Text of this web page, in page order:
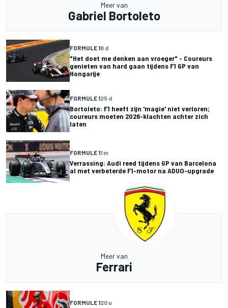
Meer van
Gabriel Bortoleto
FORMULE 18 d
"Het doet me denken aan vroeger" - Coureurs
genieten van hard gaan tijdens F1 GP van
Hongarije
FORMULE 125 d
Bortoleto: F1 heeft zijn 'magie' niet verloren;
coureurs moeten 2026-klachten achter zich
laten
FORMULE 11 m
Verrassing: Audi reed tijdens GP van Barcelona
al met verbeterde F1-motor na ADUO-upgrade
Meer van
Ferrari
FORMULE 120 u